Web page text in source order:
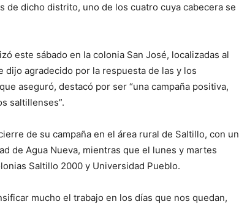
de dicho distrito, uno de los cuatro cuya cabecera se
este sábado en la colonia San José, localizadas al
dijo agradecido por la respuesta de las y los
aseguró, destacó por ser “una campaña positiva,
saltillenses”.
de su campaña en el área rural de Saltillo, con un
de Agua Nueva, mientras que el lunes y martes
Saltillo 2000 y Universidad Pueblo.
mucho el trabajo en los días que nos quedan,